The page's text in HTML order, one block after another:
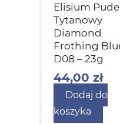
Elisium
Tytanowy
Diamond
Frothing
D08 – 23g
44,00zł
Dodaj do
koszyka